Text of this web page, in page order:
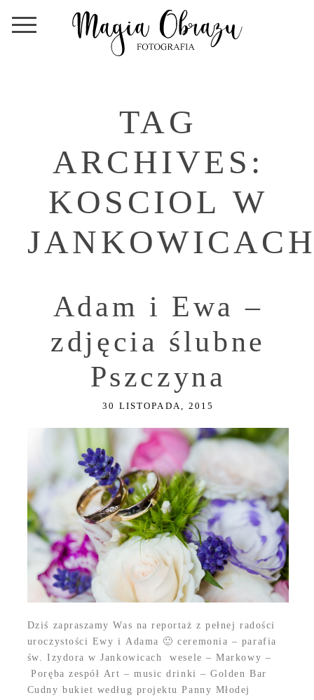
TAG
ARCHIVES:
KOSCIOL W
Adam i Ewa –
zdjęcia ślubne
Pszczyna
30 LISTOPADA, 2015
Dziś zapraszamy Was na reportaż z pełnej radości
uroczystości Ewy i Adama 🙂 ceremonia – parafia
św. Izydora w Jankowicach wesele – Markowy –
Poręba zespół Art – music drinki – Golden Bar
Cudny bukiet według projektu Panny Młodej